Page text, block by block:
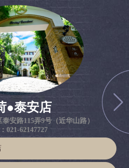
●泰安店
安路115弄9号（近华山路）
021-62147727